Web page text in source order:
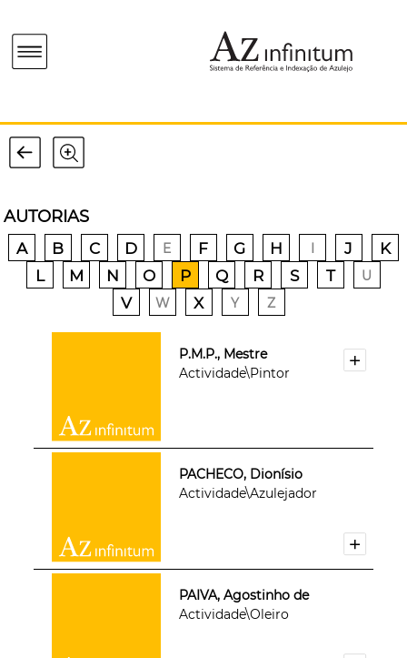
AUTORIAS
A B C D E F G H I J
K
L
M N O P Q R S T U
V W X Y Z
P.M.P., Mestre
Actividade\Pintor
PACHECO, Dionísio
Actividade\Azulejador
PAIVA, Agostinho de
Actividade\Oleiro